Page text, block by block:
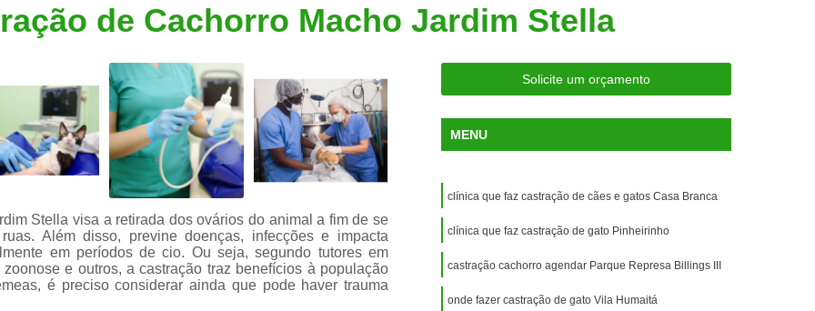
Clínica Veterinária Santo André
Clínica Veterinária São Caetano
Consulta de Ozonioterapia para Silvestres
Consulta Médica Veterinária para Animais Silvestres
Consulta Médica Veterinária para Silvestres
Consulta para Animais Silvestres
Consulta para Animais Silvestres Santo André
Consulta para Animais Silvestres São Caetano
Consulta para Silvestres
Consulta Veterinária para Animais Silvestres
Consulta Veterinária para Silvestres
Exame de Eletrocardiograma Veterinário
Exame de Imagem para Animais
de Cachorro Macho Jardim Stella
Stella visa a retirada dos ovários do animal a fim de se
Além disso, previne doenças, infecções e impacta
em períodos de cio. Ou seja, segundo tutores em
e outros, a castração traz benefícios à população
é preciso considerar ainda que pode haver trauma
Solicite um orçamento
MENU
clínica que faz castração de cães e gatos Casa Branca
clínica que faz castração de gato Pinheirinho
castração cachorro agendar Parque Represa Billings III
onde fazer castração de gato Vila Humaitá